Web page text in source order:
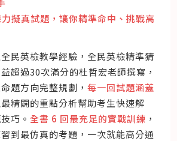
擬真試題，讓你精準命中、挑戰高
民英檢教學經驗，全民英檢精準猜
超過30次滿分的杜哲宏老師撰寫，
題方向完整規劃，每一回試題涵蓋
最精闢的重點分析幫助考生快速解
巧。全書 6 回最充足的實戰訓練 ，
到最仿真的考題，一次就能高分通